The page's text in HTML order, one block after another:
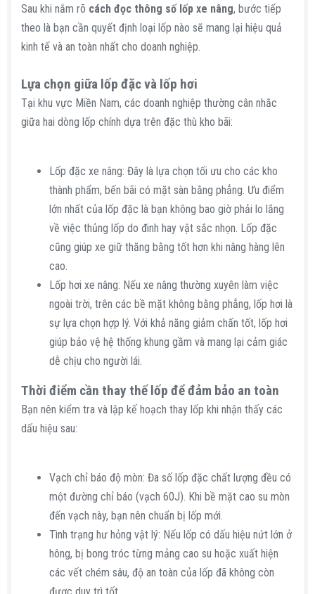
Sau khi nắm rõ cách đọc thông số lốp xe nâng, bước tiếp
theo là bạn cần quyết định loại lốp nào sẽ mang lại hiệu quả
kinh tế và an toàn nhất cho doanh nghiệp.
Lựa chọn giữa lốp đặc và lốp hơi​
Tại khu vực Miền Nam, các doanh nghiệp thường cân nhắc
giữa hai dòng lốp chính dựa trên đặc thù kho bãi:
Lốp đặc xe nâng: Đây là lựa chọn tối ưu cho các kho
thành phẩm, bến bãi có mặt sàn bằng phẳng. Ưu điểm
lớn nhất của lốp đặc là bạn không bao giờ phải lo lắng
về việc thủng lốp do đinh hay vật sắc nhọn. Lốp đặc
cũng giúp xe giữ thăng bằng tốt hơn khi nâng hàng lên
cao.
Lốp hơi xe nâng: Nếu xe nâng thường xuyên làm việc
ngoài trời, trên các bề mặt không bằng phẳng, lốp hơi là
sự lựa chọn hợp lý. Với khả năng giảm chấn tốt, lốp hơi
giúp bảo vệ hệ thống khung gầm và mang lại cảm giác
dễ chịu cho người lái.
Thời điểm cần thay thế lốp để đảm bảo an toàn​
Bạn nên kiểm tra và lập kế hoạch thay lốp khi nhận thấy các
dấu hiệu sau:
Vạch chỉ báo độ mòn: Đa số lốp đặc chất lượng đều có
một đường chỉ báo (vạch 60J). Khi bề mặt cao su mòn
đến vạch này, bạn nên chuẩn bị lốp mới.
Tình trạng hư hỏng vật lý: Nếu lốp có dấu hiệu nứt lớn ở
hông, bị bong tróc từng mảng cao su hoặc xuất hiện
các vết chém sâu, độ an toàn của lốp đã không còn